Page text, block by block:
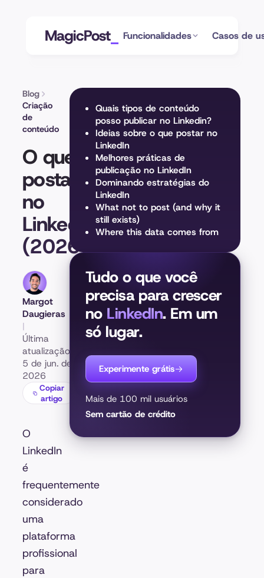
MagicPost Funcionalidades Casos de
Blog
Criação
de
conteúdo
O que
postar
no
LinkedIn?
(2026)
Margot
Daugieras
|
Última
atualização:
5 de jun. de
2026
Copiar
artigo
O
LinkedIn
é
frequentemente
considerado
uma
plataforma
profissional
para
Quais tipos de conteúdo
posso publicar no Linkedin?
Ideias sobre o que postar no
LinkedIn
Melhores práticas de
publicação no LinkedIn
Dominando estratégias do
LinkedIn
What not to post (and why it
still exists)
Where this data comes from
Tudo o que você
precisa para crescer
no LinkedIn. Em um
só lugar.
Experimente grátis
Mais de 100 mil usuários
Sem cartão de crédito